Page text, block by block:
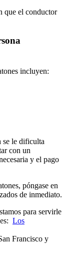
que el conductor
incluyen:
se le dificulta
con un
y el pago
póngase en
de inmediato.
para servirle
Los
Francisco y